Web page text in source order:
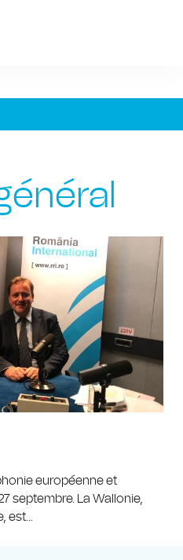
européenne et
septembre. La Wallonie,